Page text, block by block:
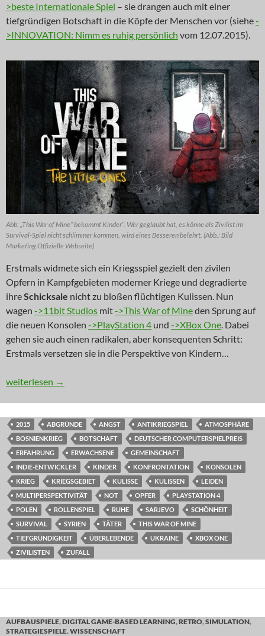
>beste Internationale Spiel – sie drangen auch mit einer
tiefgründigen Botschaft in die Köpfe der Menschen vor (siehe-
>INNOVATION: Nimm es ruhig persönlich vom 12.07.2015).
Abb: „This War of Mine“ bekommt Kinder“. Wer geglaubt hat, es könne als Zivilist im
Survival-Spiel nicht schlimmer kommen, wird eines Besseren belehrt. (Abb.: Bild
Marketing Offizielle Webseite)
Erstmals widmete sich ein Kriegsspiel gezielt den zivilen
Opfern in Kampfgebieten moderner Kriege und degradierte
ihreSchicksale nicht zu bloßen flüchtigen Kulissen. Nun
wagen ->11bit Studios mit->This War of Mineden Sprung auf
die neuen Konsolen ->PlayStation 4 und ->XBox One . Dabei
gehen sie auch einen radikalen, aber konsequenten Schritt:
Erstmals versetzen sie in die Perspektive von Kindern…
NEWS: Kinderkram
weiterlesen →
2015 ABGRÜNDE ANGST ANTIKRIEGSPIEL
ATMOSPHÄRE
BOSNIENKRIEG
BOTSCHAFT
DEUTSCHER COMPUTERSPIELPREIS
ERFAHRUNG
ERWACHSENE
GEMEINSCHAFT
INDIE-ENTWICKLER
KINDER KONFRONTATION
KONSOLEN
KRIEG
KRIEGSGEBIET KULISSE KULISSEN
LEIDEN
MULTIPERSPEKTIVITÄT
NOT OPFER
PLAYSTATION 4
POLEN
ROLLENSPIEL RUHE SARJEVO
SCHÖNHEIT
SURVIVAL
SYRIEN TÄTER
THIS WAR OF MINE
TIEFGRÜNDIGKEIT
ÜBERLEBENDE UKRAINE
XBOX ONE
ZIVILISTEN
ZUFALL
AUFBAUSPIELE, DIGITAL GAME-BASED LEARNING, RETRO, SIMULATION,
STRATEGIESPIELE, WISSENSCHAFT